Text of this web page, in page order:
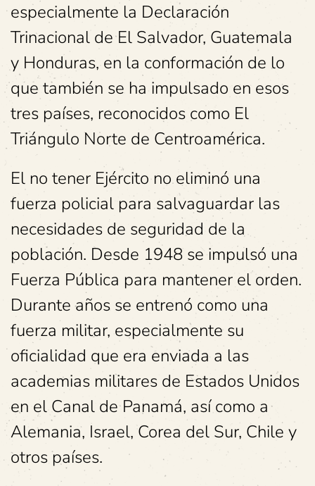
especialmente la Declaración
Trinacional de El Salvador, Guatemala
y Honduras, en la conformación de lo
que también se ha impulsado en esos
tres países, reconocidos como El
Triángulo Norte de Centroamérica.
El no tener Ejército no eliminó una
fuerza policial para salvaguardar las
necesidades de seguridad de la
población. Desde 1948 se impulsó una
Fuerza Pública para mantener el orden.
Durante años se entrenó como una
fuerza militar, especialmente su
oficialidad que era enviada a las
academias militares de Estados Unidos
en el Canal de Panamá, así como a
Alemania, Israel, Corea del Sur, Chile y
otros países.